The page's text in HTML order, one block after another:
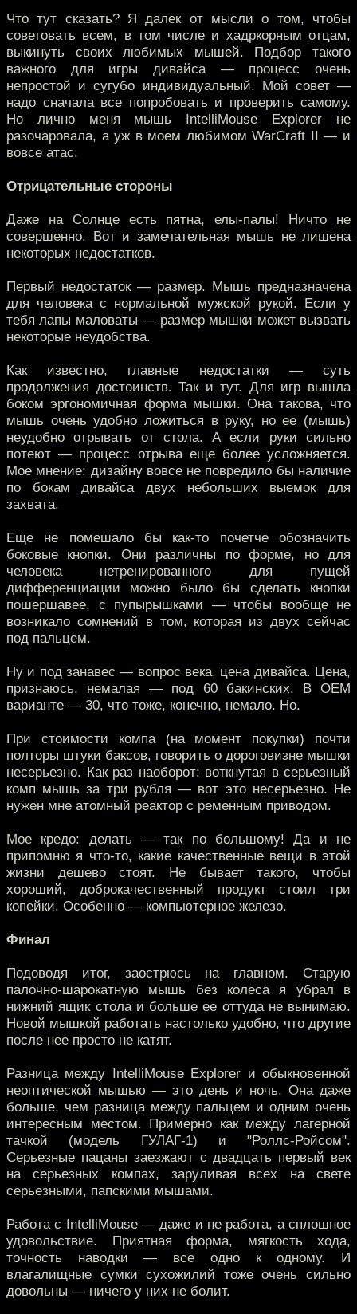
Что тут сказать? Я далек от мысли о том, чтобы
советовать всем, в том числе и хадркорным отцам,
выкинуть своих любимых мышей. Подбор такого
важного для игры дивайса — процесс очень
непростой и сугубо индивидуальный. Мой совет —
надо сначала все попробовать и проверить самому.
Но лично меня мышь IntelliMouse Explorer не
разочаровала, а уж в моем любимом WarCraft II — и
вовсе атас.
Отрицательные стороны
Даже на Солнце есть пятна, елы-палы! Ничто не
совершенно. Вот и замечательная мышь не лишена
некоторых недостатков.
Первый недостаток — размер. Мышь предназначена
для человека с нормальной мужской рукой. Если у
тебя лапы маловаты — размер мышки может вызвать
некоторые неудобства.
Как известно, главные недостатки — суть
продолжения достоинств. Так и тут. Для игр вышла
боком эргономичная форма мышки. Она такова, что
мышь очень удобно ложиться в руку, но ее (мышь)
неудобно отрывать от стола. А если руки сильно
потеют — процесс отрыва еще более усложняется.
Мое мнение: дизайну вовсе не повредило бы наличие
по бокам дивайса двух небольших выемок для
захвата.
Еще не помешало бы как-то почетче обозначить
боковые кнопки. Они различны по форме, но для
человека нетренированного для пущей
дифференциации можно было бы сделать кнопки
пошершавее, с пупырышками — чтобы вообще не
возникало сомнений в том, которая из двух сейчас
под пальцем.
Ну и под занавес — вопрос века, цена дивайса. Цена,
признаюсь, немалая — под 60 бакинских. В ОЕМ
варианте — 30, что тоже, конечно, немало. Но.
При стоимости компа (на момент покупки) почти
полторы штуки баксов, говорить о дороговизне мышки
несерьезно. Как раз наоборот: воткнутая в серьезный
комп мышь за три рубля — вот это несерьезно. Не
нужен мне атомный реактор с ременным приводом.
Мое кредо: делать — так по большому! Да и не
припомню я что-то, какие качественные вещи в этой
жизни дешево стоят. Не бывает такого, чтобы
хороший, доброкачественный продукт стоил три
копейки. Особенно — компьютерное железо.
Финал
Подоводя итог, заострюсь на главном. Старую
палочно-шарокатную мышь без колеса я убрал в
нижний ящик стола и больше ее оттуда не вынимаю.
Новой мышкой работать настолько удобно, что другие
после нее просто не катят.
Разница между IntelliMouse Explorer и обыкновенной
неоптической мышью — это день и ночь. Она даже
больше, чем разница между пальцем и одним очень
интересным местом. Примерно как между лагерной
тачкой (модель ГУЛАГ-1) и "Роллс-Ройсом".
Серьезные пацаны заезжают с двадцать первый век
на серьезных компах, заруливая всех на свете
серьезными, папскими мышами.
Работа с IntelliMouse — даже и не работа, а сплошное
удовольствие. Приятная форма, мягкость хода,
точность наводки — все одно к одному. И
влагалищные сумки сухожилий тоже очень сильно
довольны — ничего у них не болит.